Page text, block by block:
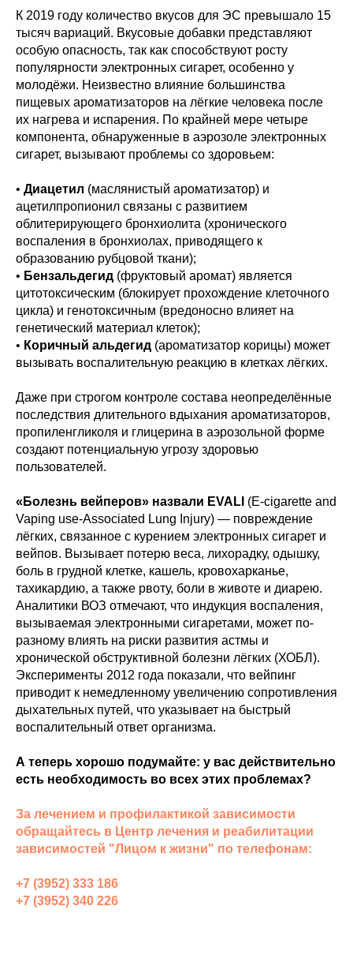
К 2019 году количество вкусов для ЭС превышало 15
тысяч вариаций. Вкусовые добавки представляют
особую опасность, так как способствуют росту
популярности электронных сигарет, особенно у
молодёжи. Неизвестно влияние большинства
пищевых ароматизаторов на лёгкие человека после
их нагрева и испарения. По крайней мере четыре
компонента, обнаруженные в аэрозоле электронных
сигарет, вызывают проблемы со здоровьем:
• Диацетил (маслянистый ароматизатор) и
ацетилпропионил связаны с развитием
облитерирующего бронхиолита (хронического
воспаления в бронхиолах, приводящего к
образованию рубцовой ткани);
• Бензальдегид (фруктовый аромат) является
цитотоксическим (блокирует прохождение клеточного
цикла) и генотоксичным (вредоносно влияет на
генетический материал клеток);
• Коричный альдегид (ароматизатор корицы) может
вызывать воспалительную реакцию в клетках лёгких.
Даже при строгом контроле состава неопределённые
последствия длительного вдыхания ароматизаторов,
пропиленгликоля и глицерина в аэрозольной форме
создают потенциальную угрозу здоровью
пользователей.
«Болезнь вейперов» назвали EVALI (E-cigarette and
Vaping use-Associated Lung Injury) — повреждение
лёгких, связанное с курением электронных сигарет и
вейпов. Вызывает потерю веса, лихорадку, одышку,
боль в грудной клетке, кашель, кровохарканье,
тахикардию, а также рвоту, боли в животе и диарею.
Аналитики ВОЗ отмечают, что индукция воспаления,
вызываемая электронными сигаретами, может по-
разному влиять на риски развития астмы и
хронической обструктивной болезни лёгких (ХОБЛ).
Эксперименты 2012 года показали, что вейпинг
приводит к немедленному увеличению сопротивления
дыхательных путей, что указывает на быстрый
воспалительный ответ организма.
А теперь хорошо подумайте: у вас действительно
есть необходимость во всех этих проблемах?
За лечением и профилактикой зависимости
обращайтесь в Центр лечения и реабилитации
зависимостей "Лицом к жизни" по телефонам:
+7 (3952) 333 186
+7 (3952) 340 226